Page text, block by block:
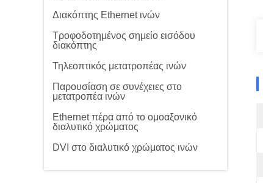
Διακόπτης Ethernet ινών
Τροφοδοτημένος σημείο εισόδου
διακόπτης
Τηλεοπτικός μετατροπέας ινών
Παρουσίαση σε συνέχειες στο
μετατροπέα ινών
Ethernet πέρα από το ομοαξονικό
διαλυτικό χρώματος
DVI στο διαλυτικό χρώματος ινών